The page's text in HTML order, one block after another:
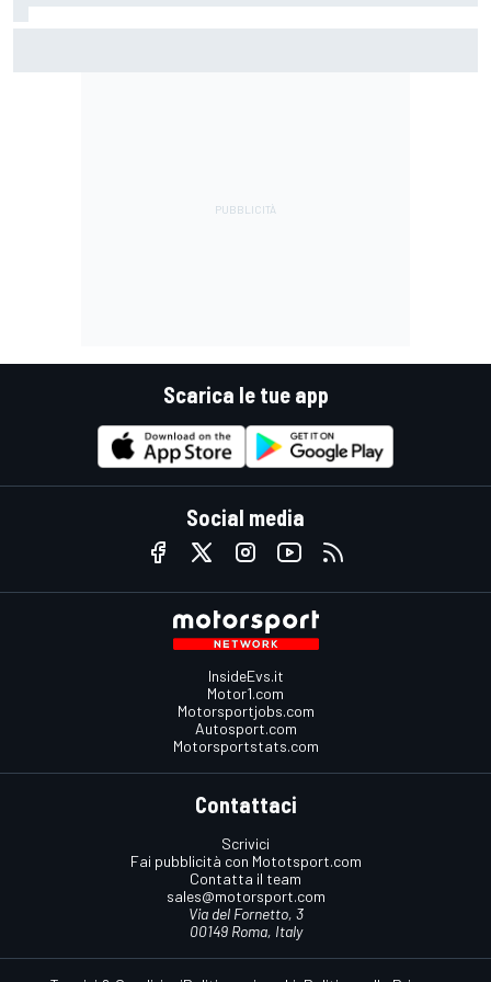
Scarica le tue app
Social media
InsideEvs.it
Motor1.com
Motorsportjobs.com
Autosport.com
Motorsportstats.com
Contattaci
Scrivici
Fai pubblicità con Mototsport.com
Contatta il team
sales@motorsport.com
Via del Fornetto, 3
00149 Roma, Italy